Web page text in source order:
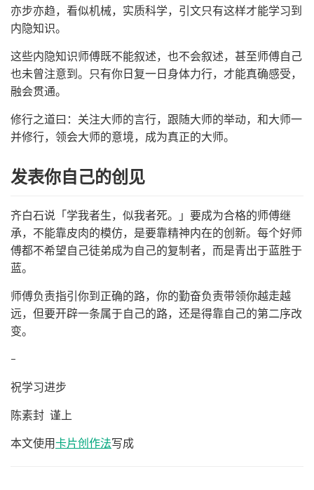
亦步亦趋，看似机械，实质科学，引文只有这样才能学习到
内隐知识。
这些内隐知识师傅既不能叙述，也不会叙述，甚至师傅自己
也未曾注意到。只有你日复一日身体力行，才能真确感受，
融会贯通。
修行之道曰：关注大师的言行，跟随大师的举动，和大师一
并修行，领会大师的意境，成为真正的大师。
发表你自己的创见
齐白石说「学我者生，似我者死。」要成为合格的师傅继
承，不能靠皮肉的模仿，是要靠精神内在的创新。每个好师
傅都不希望自己徒弟成为自己的复制者，而是青出于蓝胜于
蓝。
师傅负责指引你到正确的路，你的勤奋负责带领你越走越
远，但要开辟一条属于自己的路，还是得靠自己的第二序改
变。
–
祝学习进步
陈素封 谨上
本文使用卡片创作法写成